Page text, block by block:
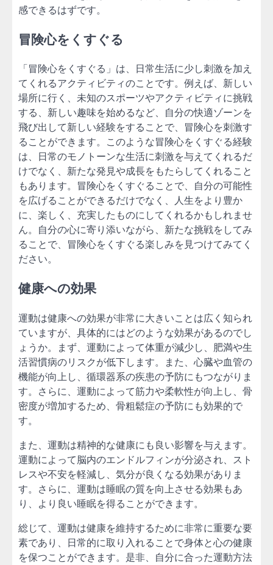
感できるはずです。
冒険心をくすぐる
「冒険心をくすぐる」は、日常生活に少し刺激を加え
てくれるアクティビティのことです。例えば、新しい
場所に行く、未知のスポーツやアクティビティに挑戦
する、新しい趣味を始めるなど、自分の快適ゾーンを
飛び出して新しい経験をすることで、冒険心を刺激す
ることができます。このような冒険心をくすぐる経験
は、日常のモノトーンな生活に刺激を与えてくれるだ
けでなく、新たな発見や成長をもたらしてくれること
もあります。冒険心をくすぐることで、自分の可能性
を広げることができるだけでなく、人生をより豊か
に、楽しく、充実したものにしてくれるかもしれませ
ん。自分の心に寄り添いながら、新たな挑戦をしてみ
ることで、冒険心をくすぐる楽しみを見つけてみてく
ださい。
健康への効果
運動は健康への効果が非常に大きいことは広く知られ
ていますが、具体的にはどのような効果があるのでし
ょうか。まず、運動によって体重が減少し、肥満や生
活習慣病のリスクが低下します。また、心臓や血管の
機能が向上し、循環器系の疾患の予防にもつながりま
す。さらに、運動によって筋力や柔軟性が向上し、骨
密度が増加するため、骨粗鬆症の予防にも効果的で
す。
また、運動は精神的な健康にも良い影響を与えます。
運動によって脳内のエンドルフィンが分泌され、スト
レスや不安を軽減し、気分が良くなる効果がありま
す。さらに、運動は睡眠の質を向上させる効果もあ
り、より良い睡眠を得ることができます。
総じて、運動は健康を維持するために非常に重要な要
素であり、日常的に取り入れることで身体と心の健康
を保つことができます。是非、自分に合った運動方法